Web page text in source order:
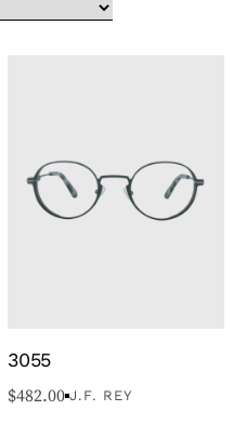
3055
$482.00 J.F. REY